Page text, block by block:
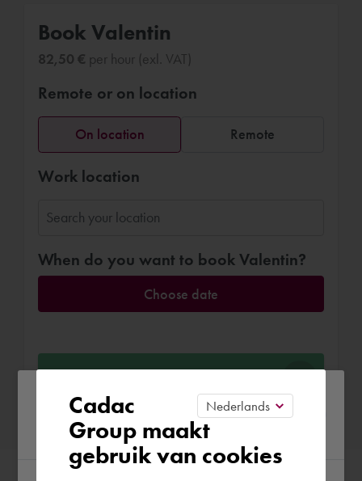
Book Valentin
82,50 € per hour (exl. VAT)
Remote or on location
On location Remote
Work location
When do you want to book Valentin?
Choose date
Please confirm your current
region
Cadac
Group maakt
gebruik van cookies